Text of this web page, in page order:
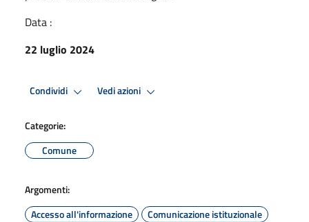
Data :
22 luglio 2024
Condividi Vedi azioni
Categorie:
Comune
Argomenti:
Accesso all'informazione
Comunicazione istituzionale